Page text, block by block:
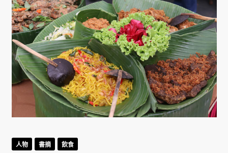
人物 書摘 飲食